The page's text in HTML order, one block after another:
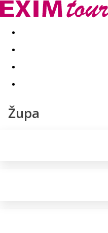
Akční nabídky Last minute
Župa